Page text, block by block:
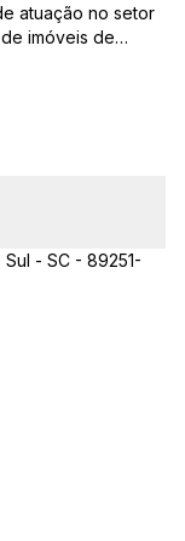
atuação no setor
imóveis de
Missão, Visão e
- SC - 89251-